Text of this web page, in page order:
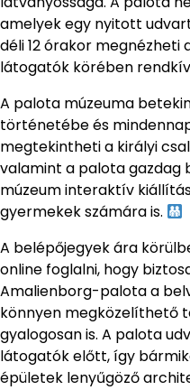
amelyek egy nyitott
déli 12 órakor megnézheti
látogatók körében
A palota múzeuma
történetébe és
megtekintheti a királyi
valamint a palota gazdag
múzeum interaktív
gyermekek számára is.
A belépőjegyek ára
online foglalni, hogy
Amalienborg-palota a
könnyen megközelíthető
gyalogosan is. A palota
látogatók előtt, így
épületek lenyűgöző